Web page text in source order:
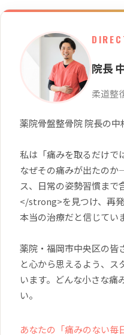
院長
柔道整
薬院骨盤整骨院 院長の中
私は「痛みを取るだけで
なぜその痛みが出たの
ス、日常の姿勢習慣ま
</strong>を見つけ、再
本当の治療だと信じてい
薬院・福岡市中央区の皆
と心から思えるよう、ス
います。どんな小さな痛
い。
あなたの「痛みのない毎